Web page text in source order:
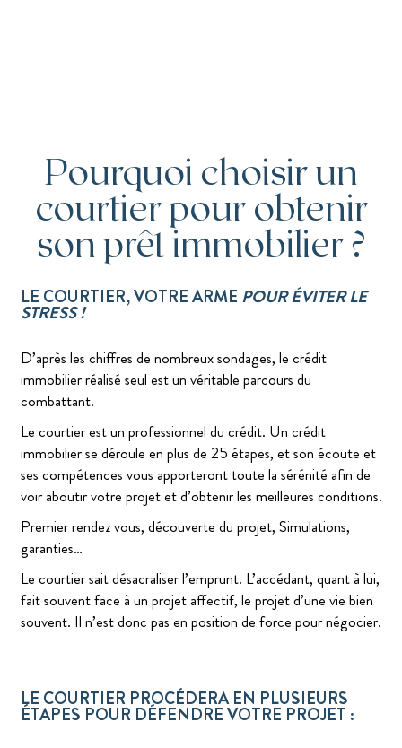
Pourquoi choisir un
courtier pour obtenir
son prêt immobilier ?
LE COURTIER, VOTRE ARME POUR ÉVITER LE
STRESS !
D’après les chiffres de nombreux sondages, le crédit
immobilier réalisé seul est un véritable parcours du
combattant.
Le courtier est un professionnel du crédit. Un crédit
immobilier se déroule en plus de 25 étapes, et son écoute et
ses compétences vous apporteront toute la sérénité afin de
voir aboutir votre projet et d’obtenir les meilleures conditions.
Premier rendez vous, découverte du projet, Simulations,
garanties…
Le courtier sait désacraliser l’emprunt. L’accédant, quant à lui,
fait souvent face à un projet affectif, le projet d’une vie bien
souvent. Il n’est donc pas en position de force pour négocier.
LE COURTIER PROCÉDERA EN PLUSIEURS
ÉTAPES POUR DÉFENDRE VOTRE PROJET :